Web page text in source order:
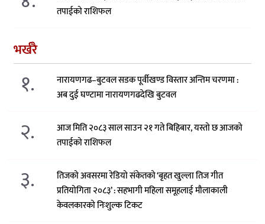
तपाईको राशिफल
भर्खरै
१.
नारायणगढ–बुटवल सडक पूर्वीखण्ड विस्तार अन्तिम चरणमा :
अब दुई घण्टामा नारायणगढदेखि बुटवल
२.
आज मिति २०८३ साल साउन २१ गते बिहिबार, यस्तो छ आजको
तपाईको राशिफल
३.
तिजको अवसरमा रेडियो संकेतको ‘बृहत खुल्ला तिज गीत
प्रतियोगिता २०८३’ : सहभागी महिला समूहलाई मौलाकाली
केवलकारको निःशुल्क टिकट